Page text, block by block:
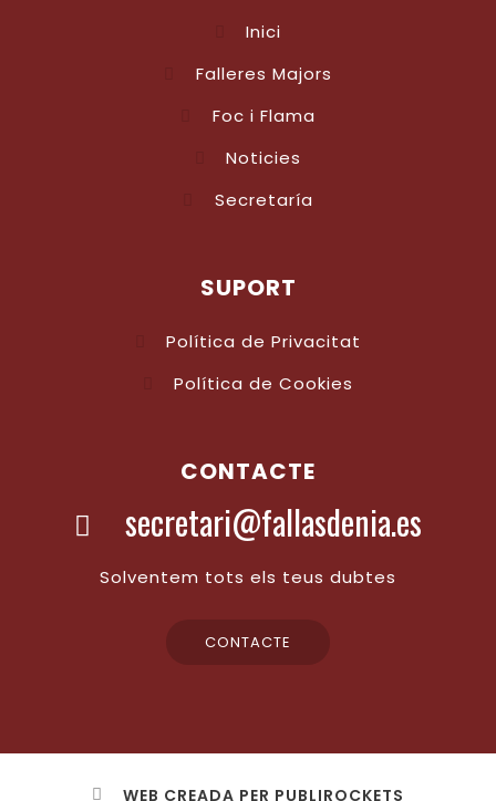
Inici
Falleres Majors
Foc i Flama
Noticies
Secretaría
SUPORT
Política de Privacitat
Política de Cookies
CONTACTE
secretari@fallasdenia.es
Solventem tots els teus dubtes
CONTACTE
WEB CREADA PER PUBLIROCKETS